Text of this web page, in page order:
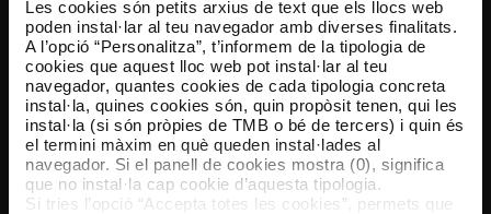
Les cookies són petits arxius de text que els llocs web
poden instal·lar al teu navegador amb diverses finalitats.
A l’opció “Personalitza”, t’informem de la tipologia de
cookies que aquest lloc web pot instal·lar al teu
navegador, quantes cookies de cada tipologia concreta
instal·la, quines cookies són, quin propòsit tenen, qui les
instal·la (si són pròpies de TMB o bé de tercers) i quin és
el termini màxim en què queden instal·lades al
navegador. Si el panell de cookies mostra (0), significa
que no instal·la cap cookie d’aquesta tipologia.
Si tries l’opció “Accepta totes les cookies”, permets que
TMB App
Descarrega’t TMB App i compra els teus bitllets
App Store Google Play